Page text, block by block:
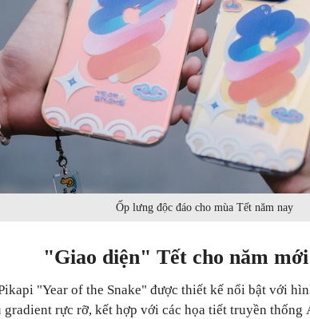
Ốp lưng độc đáo cho mùa Tết năm nay
"Giao diện" Tết cho năm
"Year of the Snake" được thiết kế nổi bật với
gradient rực rỡ, kết hợp với các họa tiết truyền thống